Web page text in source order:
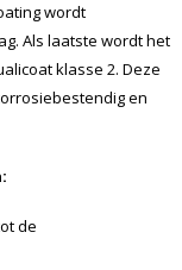
wordt
Als laatste wordt het
klasse 2. Deze
en
de